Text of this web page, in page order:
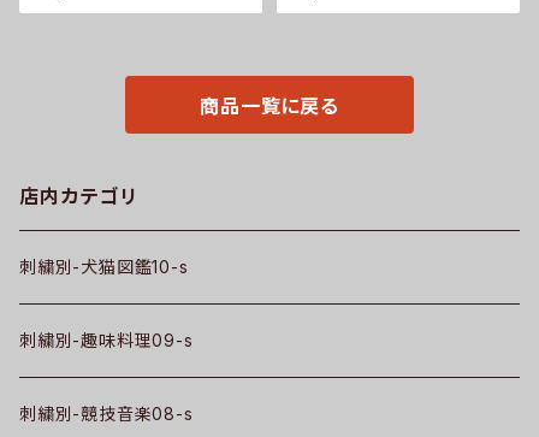
おしゃれ かわいい フリル ティア
ゴ おしゃれ 無地 カットソー 和
商品一覧に戻る
店内カテゴリ
刺繍別-犬猫図鑑10-s
刺繍別-趣味料理09-s
刺繍別-競技音楽08-s